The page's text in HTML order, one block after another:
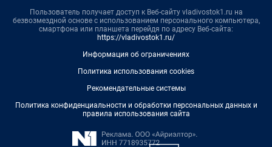
Пользователь получает доступ к Веб-сайту vladivostok1.ru на
безвозмездной основе с использованием персонального компьютера,
смартфона или планшета перейдя по адресу Веб-сайта:
https://vladivostok1.ru/
Информация об ограничениях
Политика использования cookies
Рекомендательные системы
Политика конфиденциальности и обработки персональных данных и
правила использования сайта